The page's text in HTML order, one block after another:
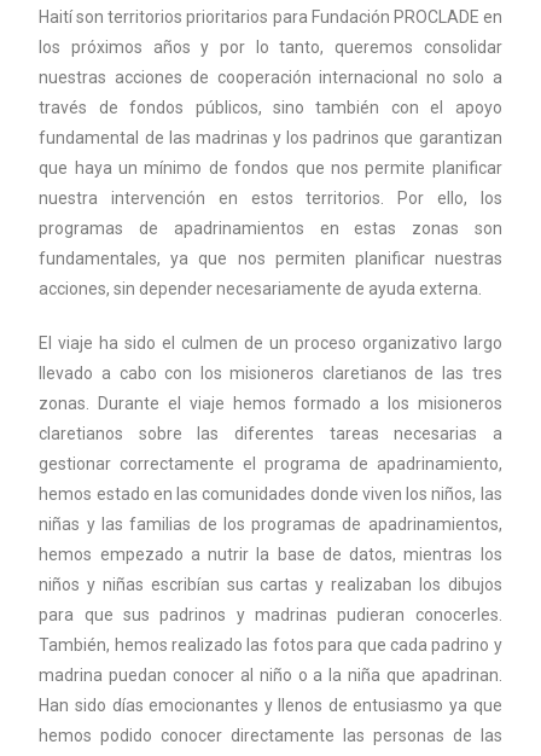
Haití son territorios prioritarios para Fundación PROCLADE en
los próximos años y por lo tanto, queremos consolidar
nuestras acciones de cooperación internacional no solo a
través de fondos públicos, sino también con el apoyo
fundamental de las madrinas y los padrinos que garantizan
que haya un mínimo de fondos que nos permite planificar
nuestra intervención en estos territorios. Por ello, los
programas de apadrinamientos en estas zonas son
fundamentales, ya que nos permiten planificar nuestras
acciones, sin depender necesariamente de ayuda externa.
El viaje ha sido el culmen de un proceso organizativo largo
llevado a cabo con los misioneros claretianos de las tres
zonas. Durante el viaje hemos formado a los misioneros
claretianos sobre las diferentes tareas necesarias a
gestionar correctamente el programa de apadrinamiento,
hemos estado en las comunidades donde viven los niños, las
niñas y las familias de los programas de apadrinamientos,
hemos empezado a nutrir la base de datos, mientras los
niños y niñas escribían sus cartas y realizaban los dibujos
para que sus padrinos y madrinas pudieran conocerles.
También, hemos realizado las fotos para que cada padrino y
madrina puedan conocer al niño o a la niña que apadrinan.
Han sido días emocionantes y llenos de entusiasmo ya que
hemos podido conocer directamente las personas de las